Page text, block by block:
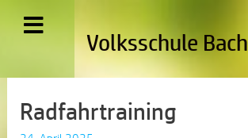
Volksschule Bach
Radfahrtraining